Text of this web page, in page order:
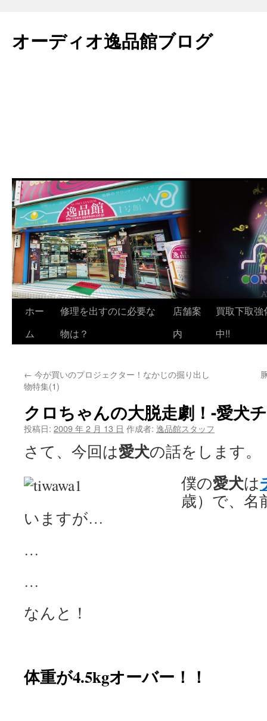
テ
ン
オーディオ逸品館ブログ
ホー
ム
修理を出すのに必要な
物は？
店舗案
内
買取下取強
中!!
← 今が買いのプロジェクター！なかじの掘り出し
物特集(1)
クロちゃんの大脱走劇！-愛犬
投稿日: 2009 年 2 月 13 日 作成者: 逸品館スタッフ
さて、今回は愛犬の話をします。
僕の愛犬は
歳）で、名
いますが…
…
…
なんと！
体重が4.5kgオーバー！！